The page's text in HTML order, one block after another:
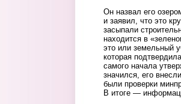
Он назвал его
и заявил, что это
засыпали
находится в
это или земельный
которая
самого начала
значился, его
были проверки
В итоге —